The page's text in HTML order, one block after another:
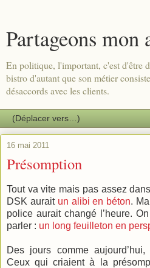
Partageons mon
En politique, l'important, c'est d'être
bistro d'autant que son métier
désaccords avec les clients.
16 mai 2011
Présomption
Tout va vite mais pas assez
DSK aurait un alibi en béton.
police aurait changé l’heure.
parler : un long feuilleton en
Des jours comme
Ceux qui criaient à la